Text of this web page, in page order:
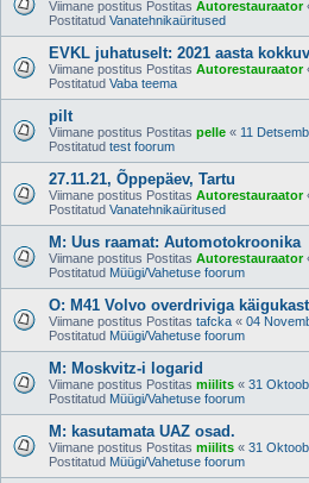
Viimane postitus Postitas Autorestauraator
Postitatud Vanatehnikaüritused
EVKL juhatuselt: 2021 aasta
Viimane postitus Postitas Autorestauraator
Postitatud Vaba teema
pilt
Viimane postitus Postitas pelle « 11
Postitatud test foorum
27.11.21, Õppepäev, Tartu
Viimane postitus Postitas Autorestauraator
Postitatud Vanatehnikaüritused
M: Uus raamat: Automotokroonika
Viimane postitus Postitas Autorestauraator
Postitatud Müügi/Vahetuse foorum
O: M41 Volvo overdriviga
Viimane postitus Postitas tafcka « 04
Postitatud Müügi/Vahetuse foorum
M: Moskvitz-i logarid
Viimane postitus Postitas miilits « 31
Postitatud Müügi/Vahetuse foorum
M: kasutamata UAZ osad.
Viimane postitus Postitas miilits « 31
Postitatud Müügi/Vahetuse foorum